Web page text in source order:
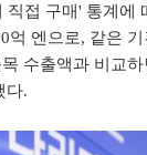
직접 구매' 통계에
억 엔으로, 같은
수출액과 비교
다.